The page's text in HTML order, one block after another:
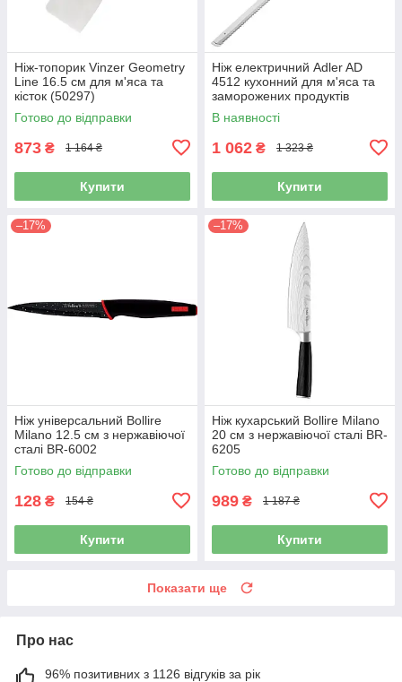
Ніж-топорик Vinzer Geometry
Line 16.5 см для м'яса та
кісток (50297)
Готово до відправки
873 ₴ 1 164 ₴
Купити
Ніж електричний Adler AD
4512 кухонний для м'яса та
заморожених продуктів
В наявності
1 062 ₴ 1 323 ₴
Купити
–17%
Ніж універсальний Bollire
Milano 12.5 см з нержавіючої
сталі BR-6002
Готово до відправки
128 ₴ 154 ₴
Купити
–17%
Ніж кухарський Bollire Milano
20 см з нержавіючої сталі BR-
6205
Готово до відправки
989 ₴ 1 187 ₴
Купити
Показати ще
Про нас
96% позитивних з 1126 відгуків за рік